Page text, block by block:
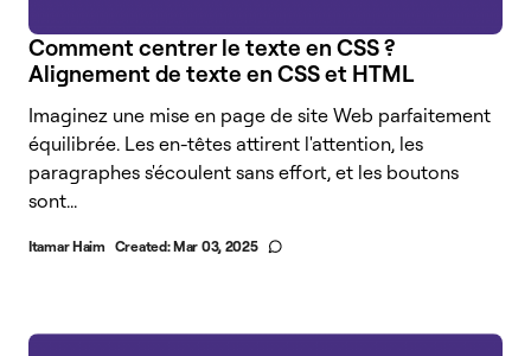
Comment centrer le texte en CSS ?
Alignement de texte en CSS et HTML
Imaginez une mise en page de site Web parfaitement
équilibrée. Les en-têtes attirent l'attention, les
paragraphes s'écoulent sans effort, et les boutons
sont...
Itamar Haim Created:Mar 03, 2025